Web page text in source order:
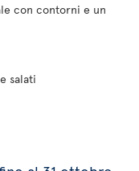
con contorni e un
salati